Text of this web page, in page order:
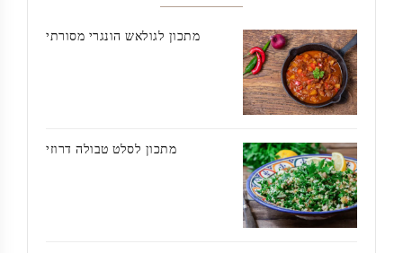
מתכון לגולאש הונגרי מסורתי
מתכון לסלט טבולה דרוזי